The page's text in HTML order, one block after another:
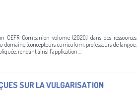
CEFR Companion volume (2020) dans des ressources
domaine (concepteurs curriculum, professeurs de langue,
rendant ainsi l’application ...
SUR LA VULGARISATION